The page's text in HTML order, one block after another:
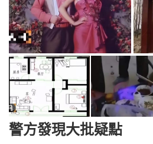
警方發現大批疑點